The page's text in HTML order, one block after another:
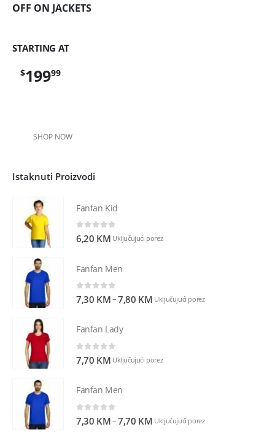
OFF ON JACKETS
STARTING AT
$19999
SHOP NOW
Istaknuti Proizvodi
Fanfan Kid
0out of 5
6,20 KM Uključujući porez
Fanfan Men
0out of 5
7,30 KM–7,80 KM Uključujući porez
Fanfan Lady
0out of 5
7,70 KM Uključujući porez
Fanfan Men
0out of 5
7,30 KM–7,70 KM Uključujući porez